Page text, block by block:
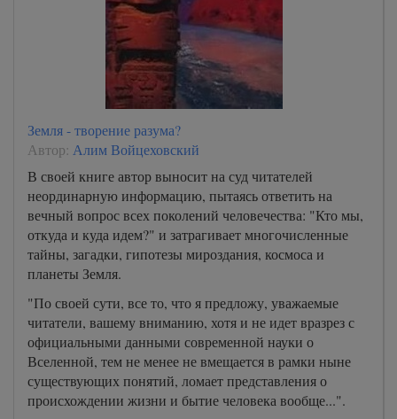
Земля - творение разума?
Автор: Алим Войцеховский
В своей книге автор выносит на суд читателей
неординарную информацию, пытаясь ответить на
вечный вопрос всех поколений человечества: "Кто мы,
откуда и куда идем?" и затрагивает многочисленные
тайны, загадки, гипотезы мироздания, космоса и
планеты Земля.
"По своей сути, все то, что я предложу, уважаемые
читатели, вашему вниманию, хотя и не идет вразрез с
официальными данными современной науки о
Вселенной, тем не менее не вмещается в рамки ныне
существующих понятий, ломает представления о
происхождении жизни и бытие человека вообще...".